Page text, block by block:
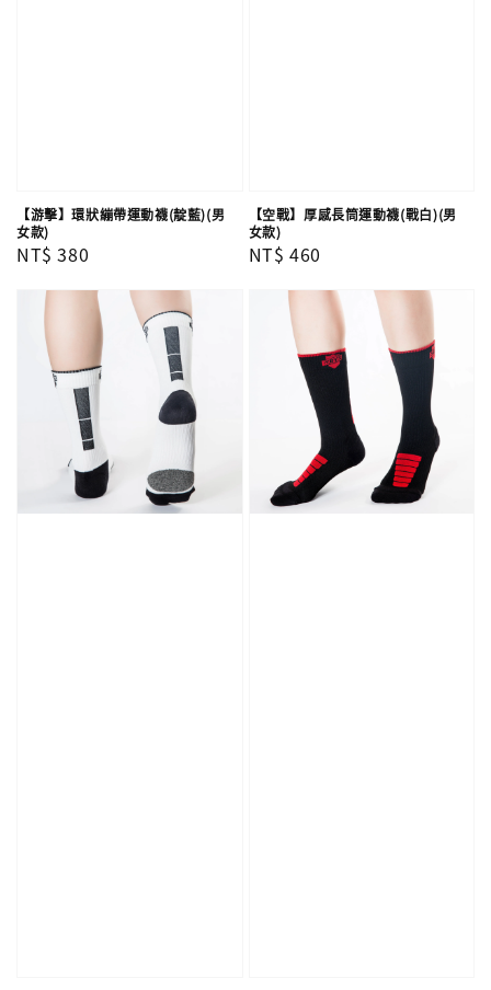
【游擊】環狀繃帶運動襪(靛藍)(男
女款)
Regular
NT$ 380
【空戰】厚感長筒運動襪(戰白)(男
女款)
Regular
NT$ 460